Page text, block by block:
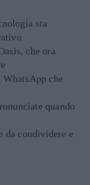
sta
che ora
che
quando
da condividere e